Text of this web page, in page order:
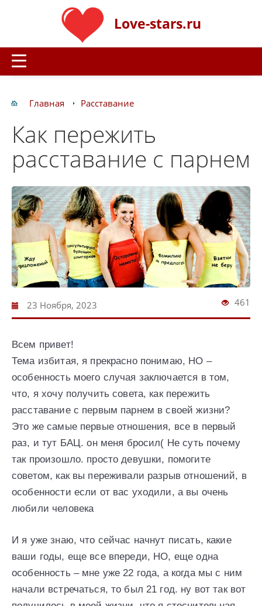
Love-stars.ru
Главная Расставание
Как пережить
расставание с парнем
23 Ноября, 2023 461
Всем привет!
Тема избитая, я прекрасно понимаю, НО –
особенность моего случая заключается в том,
что, я хочу получить совета, как пережить
расставание с первым парнем в своей жизни?
Это же самые первые отношения, все в первый
раз, и тут БАЦ. он меня бросил( Не суть почему
так произошло. просто девушки, помогите
советом, как вы переживали разрыв отношений, в
особенности если от вас уходили, а вы очень
любили человека
И я уже знаю, что сейчас начнут писать, какие
ваши годы, еще все впереди, НО, еще одна
особенность – мне уже 22 года, а когда мы с ним
начали встречаться, то был 21 год. ну вот так вот